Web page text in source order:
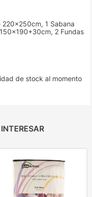
220x250cm, 1 Sabana
2 Fundas
de stock al momento